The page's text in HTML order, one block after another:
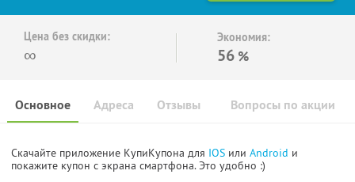
Цена без скидки:
∞
Экономия:
56 %
Основное Отзывы Вопросы по акции
Адреса
Скачайте приложение КупиКупона для IOS или Android и
покажите купон с экрана смартфона. Это удобно :)